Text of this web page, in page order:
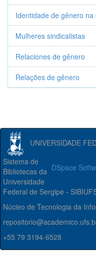
Identidade de gênero na
Mulheres sindicalistas
Relaciones de gênero
Relações de gênero
UNIVERSIDADE
DSpace
Sistema de
Bibliotecas da
Universidade
Federal de Sergipe -
Núcleo de Tecnologia da
+55 79 3194-6528